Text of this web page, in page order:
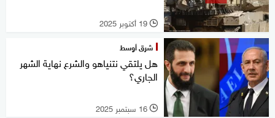
l 19 أكتوبر 2025
شرق أوسط
هل يلتقي نتنياهو والشرع نهاية الشهر
الجاري؟
l 16 سبتمبر 2025